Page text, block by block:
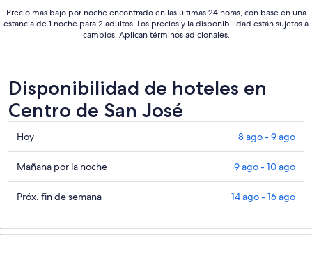
Precio más bajo por noche encontrado en las últimas 24 horas, con base en una
estancia de 1 noche para 2 adultos. Los precios y la disponibilidad están sujetos a
cambios. Aplican términos adicionales.
Disponibilidad de hoteles en
Centro de San José
Consultar
precios
en
Centro
de
José
para
Hoy 8 ago - 9 ago
Consultar
precios
en
de
San
Mañana por la noche 9 ago - 10 ago
Consultar
en
Próx. fin de semana 14 ago - 16 ago